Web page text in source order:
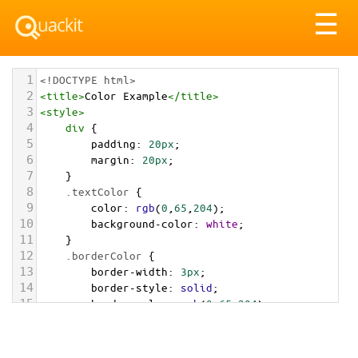
☰
1 <!DOCTYPE html>
2 <title>Color Example</title>
3 <style>
4 div {
5 padding: 20px;
6 margin: 20px;
7 }
8 .textColor {
9 color: rgb(0 65 204);
10 background-color: white;
11 }
12 .borderColor {
13 border-width: 3px;
14 border-style: solid;
15 border-color: rgb(0,65,204);